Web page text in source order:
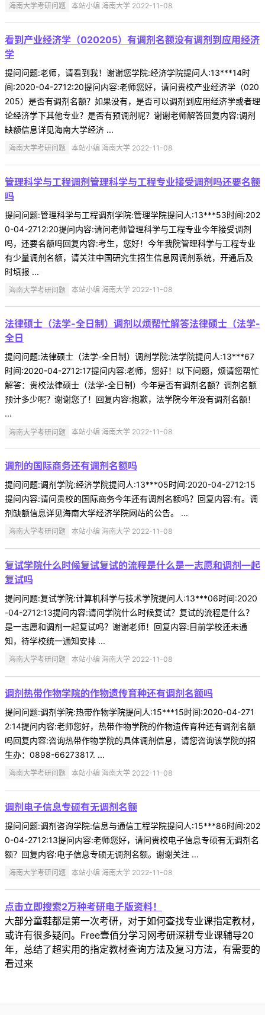
海南大学考研问题 本站小编 海南大学 2022-11-08
看到产业经济学（020205）有调剂名额没有调剂到应用经济
学
提问问题:老师，请看到我！谢谢您学院:经济学院提问人:13***14时
间:2020-04-2712:20提问内容:老师您好，请问贵校产业经济学（020
205）是否有调剂名额？如果没有，是否可以调剂到应用经济学或者理
论经济学下其他专业？是否有预调剂呢？谢谢老师解答回复内容:调剂
缺额信息详见海南大学经济 ...
海南大学考研问题 本站小编 海南大学 2022-11-08
管理科学与工程调剂管理科学与工程专业接受调剂吗还要名额
吗
提问问题:管理科学与工程调剂学院:管理学院提问人:13***53时间:202
0-04-2712:20提问内容:请问老师管理科学与工程专业今年接受调剂
吗，还要名额吗回复内容:考生，您好！今年我院管理科学与工程专业
有少量调剂名额，请关注中国研究生招生信息网调剂系统，开通后及
时填报 ...
海南大学考研问题 本站小编 海南大学 2022-11-08
法律硕士（法学-全日制）调剂以烦帮忙解答法律硕士（法学-
全日
提问问题:法律硕士（法学-全日制）调剂学院:法学院提问人:13***67
时间:2020-04-2712:17提问内容:老师，您好！以下问题，烦请您帮忙
解答：贵校法律硕士（法学-全日制）今年是否有调剂名额？调剂名额
预计多少呢？谢谢您了！回复内容:抱歉，法学院今年没有调剂名额！
...
海南大学考研问题 本站小编 海南大学 2022-11-08
调剂的国际商务还有调剂名额吗
提问问题:调剂学院:经济学院提问人:13***05时间:2020-04-2712:15
提问内容:请问贵校的国际商务今年还有调剂名额吗？回复内容:有。调
剂缺额信息详见海南大学经济学院网站的公告。 ...
海南大学考研问题 本站小编 海南大学 2022-11-08
复试学院什么时候复试复试的流程是什么是一志愿和调剂一起
复试吗
提问问题:复试学院:计算机科学与技术学院提问人:13***06时间:2020
-04-2712:13提问内容:请问学院什么时候复试？复试的流程是什么？
是一志愿和调剂一起复试吗？谢谢老师！回复内容:目前学校还未通
知，待学校统一通知安排 ...
海南大学考研问题 本站小编 海南大学 2022-11-08
调剂热带作物学院的作物遗传育种还有调剂名额吗
提问问题:调剂学院:热带作物学院提问人:15***15时间:2020-04-271
2:14提问内容:老师您好，热带作物学院的作物遗传育种还有调剂名额
吗回复内容:咨询热带作物学院的具体调剂信息，请您咨询该学院的招
生办：0898-66273817. ...
海南大学考研问题 本站小编 海南大学 2022-11-08
调剂电子信息专硕有无调剂名额
提问问题:调剂咨询学院:信息与通信工程学院提问人:15***86时间:202
0-04-2712:13提问内容:老师您好，请问贵校电子信息专硕有无调剂名
额？回复内容:电子信息专硕无调剂名额。谢谢关注 ...
海南大学考研问题 本站小编 海南大学 2022-11-08
点击立即搜索2万种考研电子版资料！
大部分童鞋都是第一次考研，对于如何查找专业课指定教材，
或许有很多疑问。Free壹佰分学习网考研深耕专业课辅导20
年，总结了超实用的指定教材查询方法及复习方法，有需要的
看过来